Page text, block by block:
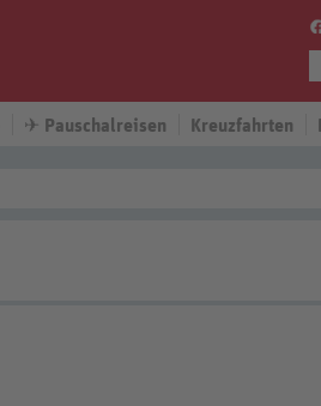
✈ Pauschalreisen Kreuzfahrten